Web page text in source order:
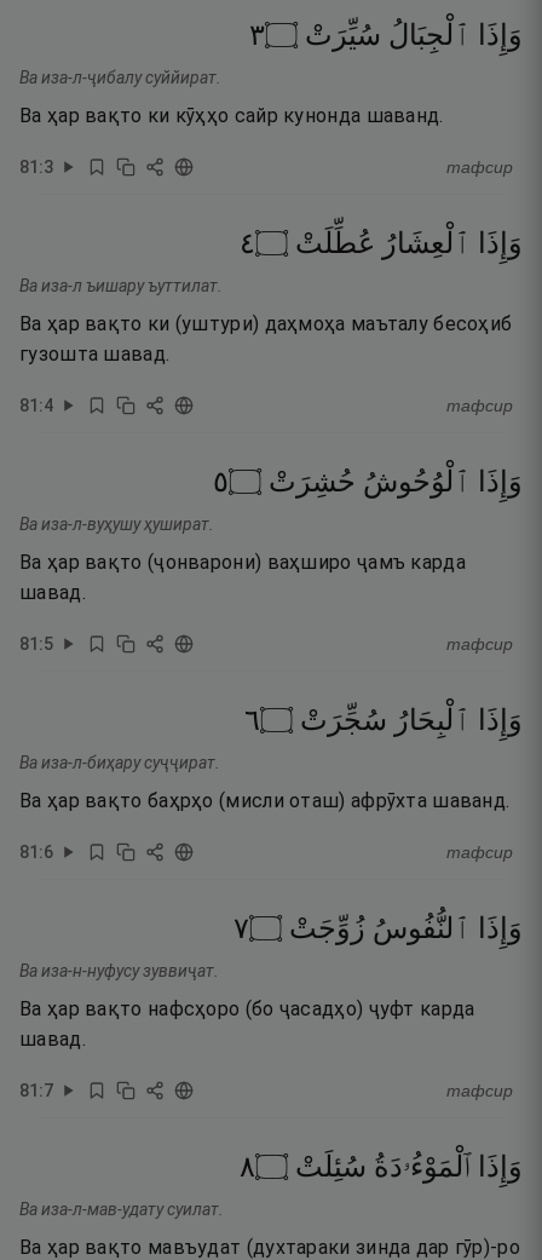
وَإِذَا ٱلْجِبَالُ سُيِّرَتْ ۝٣
Ва иза-л-ҷибалу суййират.
Ва ҳар вақто ки кӯҳҳо сайр кунонда шаванд.
81:3 тафсир
وَإِذَا ٱلْعِشَارُ عُطِّلَتْ ۝٤
Ва иза-л ъишару ъуттилат.
Ва ҳар вақто ки (уштури) даҳмоҳа маъталу бесоҳиб
гузошта шавад.
81:4 тафсир
وَإِذَا ٱلْوُحُوشُ حُشِرَتْ ۝٥
Ва иза-л-вуҳушу ҳушират.
Ва ҳар вақто (ҷонварони) ваҳширо ҷамъ карда
шавад.
81:5 тафсир
وَإِذَا ٱلْبِحَارُ سُجِّرَتْ ۝٦
Ва иза-л-биҳару суҷҷират.
Ва ҳар вақто баҳрҳо (мисли оташ) афрӯхта шаванд.
81:6 тафсир
وَإِذَا ٱلنُّفُوسُ زُوِّجَتْ ۝٧
Ва иза-н-нуфусу зуввиҷат.
Ва ҳар вақто нафсҳоро (бо ҷасадҳо) ҷуфт карда
шавад.
81:7 тафсир
وَإِذَا ٱلْمَوْءُۥدَةُ سُئِلَتْ ۝٨
Ва иза-л-мав-удату суилат.
Ва ҳар вақто мавъудат (духтараки зинда дар гӯр)-ро